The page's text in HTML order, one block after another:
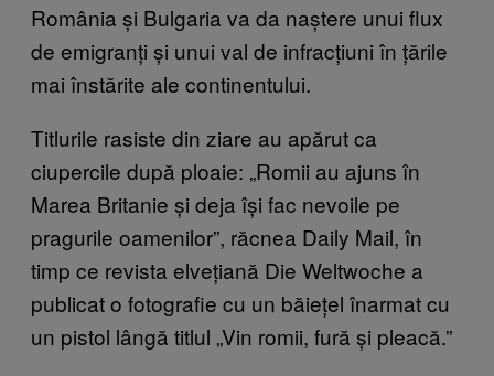
România și Bulgaria va da naștere unui flux
de emigranți și unui val de infracțiuni în țările
mai înstărite ale continentului.
Titlurile rasiste din ziare au apărut ca
ciupercile după ploaie: „Romii au ajuns în
Marea Britanie și deja își fac nevoile pe
pragurile oamenilor”, răcnea Daily Mail, în
timp ce revista elvețiană Die Weltwoche a
publicat o fotografie cu un băiețel înarmat cu
un pistol lângă titlul „Vin romii, fură și pleacă.”